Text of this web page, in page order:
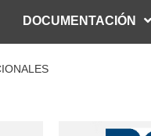
DOCUMENTACIÓN